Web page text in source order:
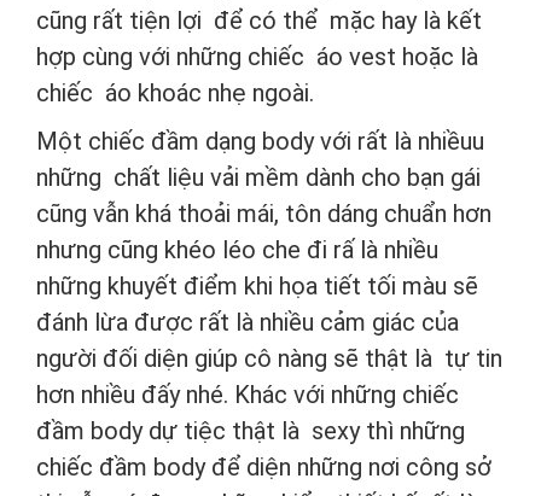
cũng rất tiện lợi để có thể mặc hay là kết
hợp cùng với những chiếc áo vest hoặc là
chiếc áo khoác nhẹ ngoài.
Một chiếc đầm dạng body với rất là nhiềuu
những chất liệu vải mềm dành cho bạn gái
cũng vẫn khá thoải mái, tôn dáng chuẩn hơn
nhưng cũng khéo léo che đi rấ là nhiều
những khuyết điểm khi họa tiết tối màu sẽ
đánh lừa được rất là nhiều cảm giác của
người đối diện giúp cô nàng sẽ thật là tự tin
hơn nhiều đấy nhé. Khác với những chiếc
đầm body dự tiệc thật là sexy thì những
chiếc đầm body để diện những nơi công sở